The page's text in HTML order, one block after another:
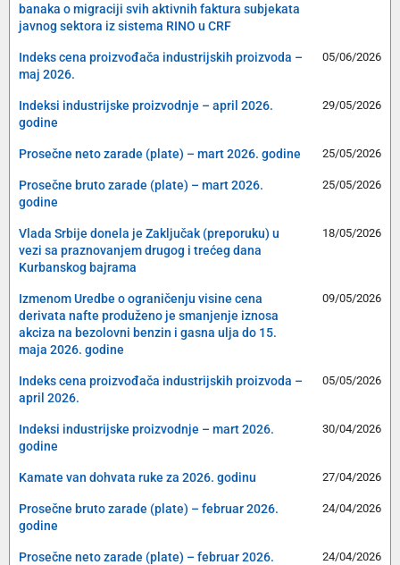
banaka o migraciji svih aktivnih faktura subjekata
javnog sektora iz sistema RINO u CRF
Indeks cena proizvođača industrijskih proizvoda –
maj 2026.
05/06/2026
Indeksi industrijske proizvodnje – april 2026.
godine
29/05/2026
Prosečne neto zarade (plate) – mart 2026. godine 25/05/2026
Prosečne bruto zarade (plate) – mart 2026.
godine
25/05/2026
Vlada Srbije donela je Zaključak (preporuku) u
vezi sa praznovanjem drugog i trećeg dana
Kurbanskog bajrama
18/05/2026
Izmenom Uredbe o ograničenju visine cena
derivata nafte produženo je smanjenje iznosa
akciza na bezolovni benzin i gasna ulja do 15.
maja 2026. godine
09/05/2026
Indeks cena proizvođača industrijskih proizvoda –
april 2026.
05/05/2026
Indeksi industrijske proizvodnje – mart 2026.
godine
30/04/2026
Kamate van dohvata ruke za 2026. godinu 27/04/2026
Prosečne bruto zarade (plate) – februar 2026.
godine
24/04/2026
Prosečne neto zarade (plate) – februar 2026.
24/04/2026